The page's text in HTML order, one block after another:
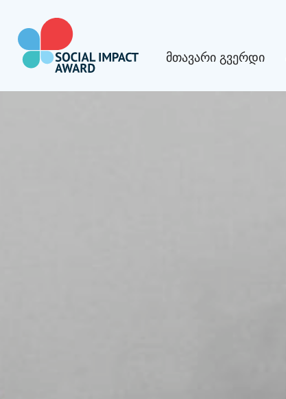
გადასვლა
მთავარი გვერდი